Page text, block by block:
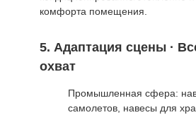
комфорта помещения.
5. Адаптация сцены ·
охват
Промышленная сфера:
самолетов, навесы для